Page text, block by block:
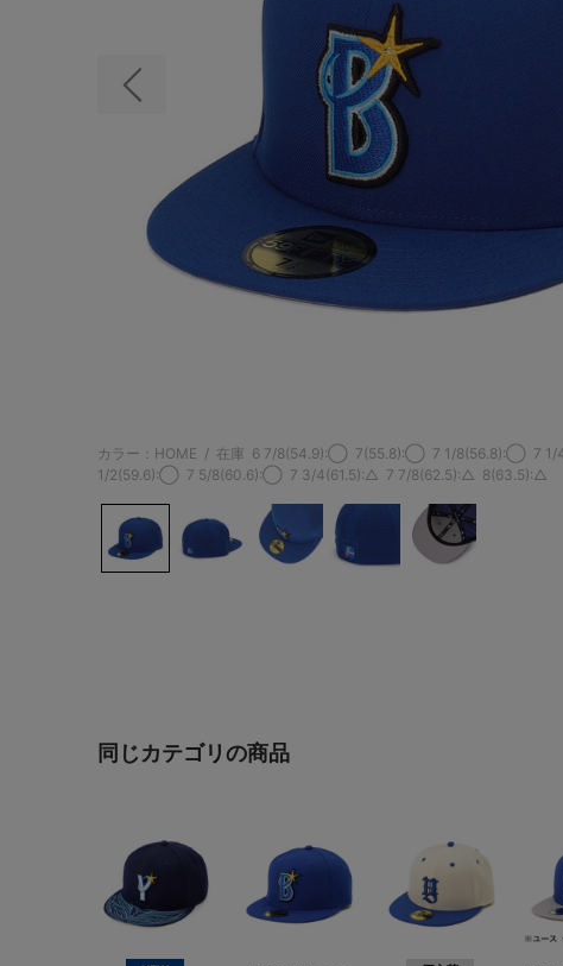
前の画像
カラー：HOME / 在庫 6 7/8(54.9):◯ 7(55.8):◯ 7 1/8(56.8):◯ 7
1/2(59.6):◯ 7 5/8(60.6):◯ 7 3/4(61.5):△ 7 7/8(62.5):△ 8(63.5):△
同じカテゴリの商品